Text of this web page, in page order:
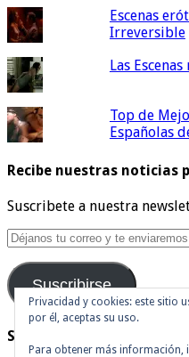
Escenas
Irreversible
Las
Top de
Españolas
Recibe nuestras noticias
Suscribete a nuestra
Déjanos
tu
correo
y
te
enviaremos
las
Suscribirse
Síguenos en Twitter
Privacidad y cookies: este sitio
por él, aceptas su uso.
Para obtener más